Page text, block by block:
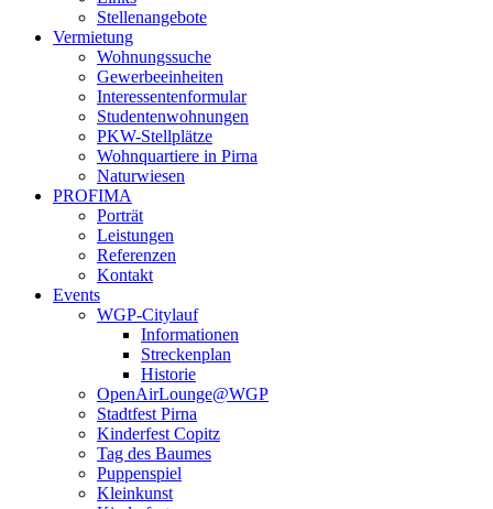
Stellenangebote
Vermietung
Wohnungssuche
Gewerbeeinheiten
Interessentenformular
Studentenwohnungen
PKW-Stellplätze
Wohnquartiere in Pirna
Naturwiesen
PROFIMA
Porträt
Leistungen
Referenzen
Kontakt
Events
WGP-Citylauf
Informationen
Streckenplan
Historie
OpenAirLounge@WGP
Stadtfest Pirna
Kinderfest Copitz
Tag des Baumes
Puppenspiel
Kleinkunst